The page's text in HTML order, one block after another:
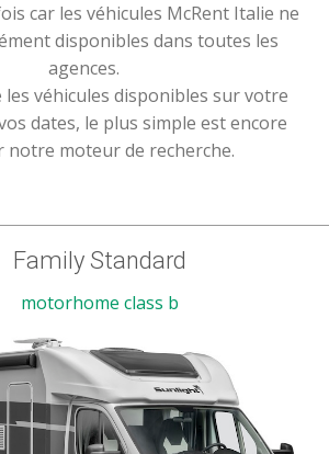
car les véhicules McRent Italie ne
disponibles dans toutes les
agences.
véhicules disponibles sur votre
dates, le plus simple est encore
notre moteur de recherche.
Family Standard
motorhome class b